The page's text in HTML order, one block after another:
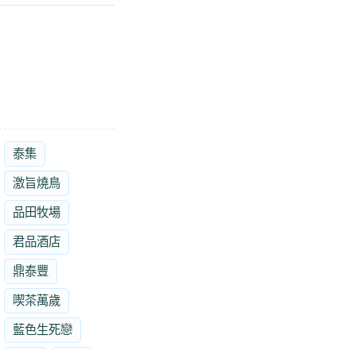
泰集
激旨燒鳥
品田牧場
君品酒店
鼎泰豐
喫茶萬歲
藍色生死戀